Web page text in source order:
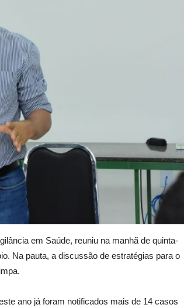
em Saúde, reuniu na manhã de quinta-
Na pauta, a discussão de estratégias para o
ano já foram notificados mais de 14 casos